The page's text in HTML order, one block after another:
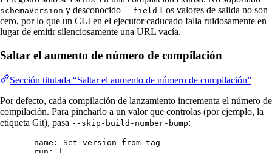
schemaVersion y desconocido --field Los valores de salida no son
cero, por lo que un CLI en el ejecutor caducado falla ruidosamente en
lugar de emitir silenciosamente una URL vacía.
Saltar el aumento de número de compilación
Sección titulada “Saltar el aumento de número de compilación”
Por defecto, cada compilación de lanzamiento incrementa el número de
compilación. Para pincharlo a un valor que controlas (por ejemplo, la
etiqueta Git), pasa --skip-build-number-bump:
- name : Set version from tag